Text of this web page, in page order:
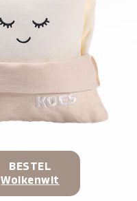
BESTEL
Wolkenwit